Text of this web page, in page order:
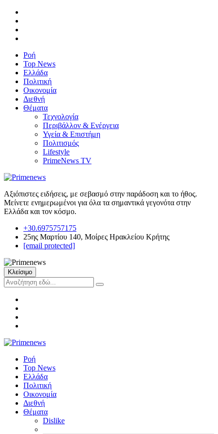
Ροή
Top News
Ελλάδα
Πολιτική
Οικονομία
Διεθνή
Θέματα
Τεχνολογία
Περιβάλλον & Ενέργεια
Υγεία & Επιστήμη
Πολιτισμός
Lifestyle
PrimeNews TV
Αξιόπιστες ειδήσεις, με σεβασμό στην παράδοση και το ήθος.
Μείνετε ενημερωμένοι για όλα τα σημαντικά γεγονότα στην
Ελλάδα και τον κόσμο.
+30.6975757175
25ης Μαρτίου 140, Μοίρες Ηρακλείου Κρήτης
[email protected]
Κλείσιμο
Ροή
Top News
Ελλάδα
Πολιτική
Οικονομία
Διεθνή
Θέματα
Dislike